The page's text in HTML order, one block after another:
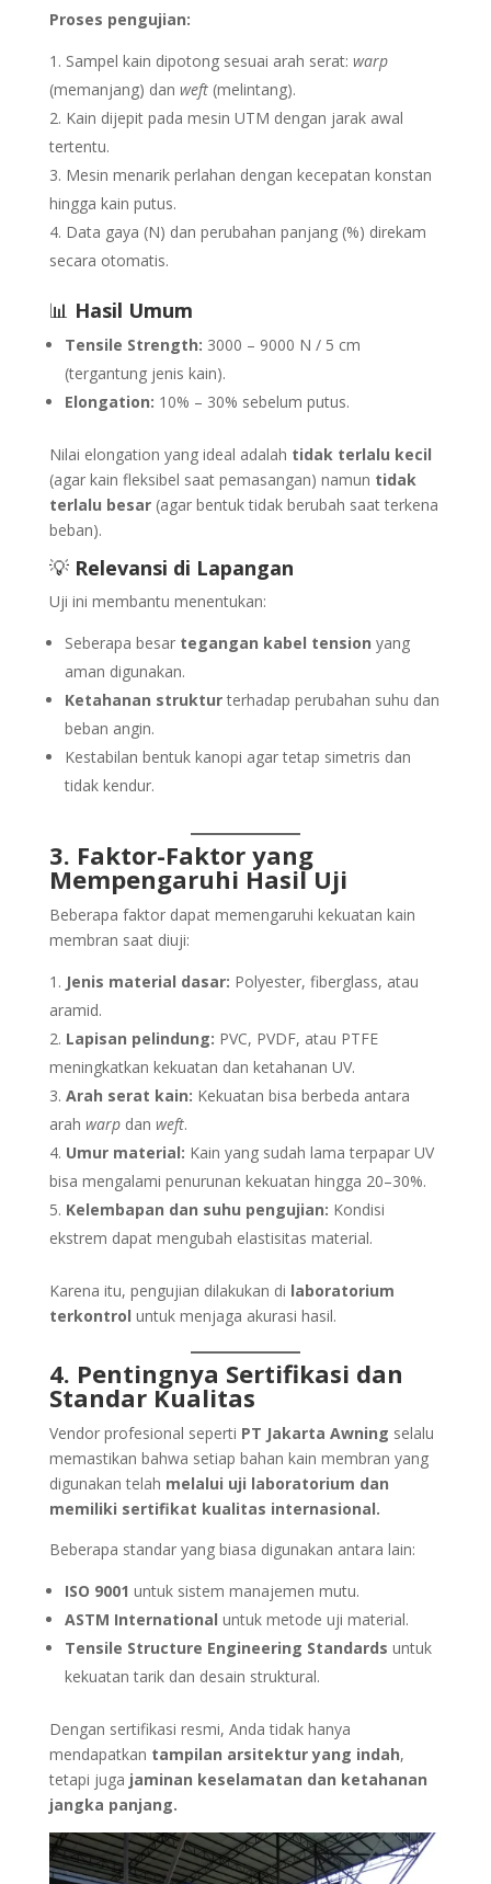
Proses pengujian:
Sampel kain dipotong sesuai arah serat: warp
(memanjang) dan weft(melintang).
Kain dijepit pada mesin UTM dengan jarak awal
tertentu.
Mesin menarik perlahan dengan kecepatan konstan
hingga kain putus.
Data gaya (N) dan perubahan panjang (%) direkam
secara otomatis.
📊 Hasil Umum
Tensile Strength: 3000 – 9000 N / 5 cm
(tergantung jenis kain).
Elongation: 10% – 30% sebelum putus.
Nilai elongation yang ideal adalah tidak terlalu kecil
(agar kain fleksibel saat pemasangan) namun tidak
terlalu besar(agar bentuk tidak berubah saat terkena
beban).
💡 Relevansi di Lapangan
Uji ini membantu menentukan:
Seberapa besar tegangan kabel tension yang
aman digunakan.
Ketahanan strukturterhadap perubahan suhu dan
beban angin.
Kestabilan bentuk kanopi agar tetap simetris dan
tidak kendur.
3. Faktor-Faktor yang
Mempengaruhi Hasil Uji
Beberapa faktor dapat memengaruhi kekuatan kain
membran saat diuji:
Jenis material dasar: Polyester, fiberglass, atau
aramid.
Lapisan pelindung: PVC, PVDF, atau PTFE
meningkatkan kekuatan dan ketahanan UV.
Arah serat kain: Kekuatan bisa berbeda antara
arah warpdan weft.
Umur material: Kain yang sudah lama terpapar UV
bisa mengalami penurunan kekuatan hingga 20–30%.
Kelembapan dan suhu pengujian: Kondisi
ekstrem dapat mengubah elastisitas material.
Karena itu, pengujian dilakukan di laboratorium
terkontrol untuk menjaga akurasi hasil.
4. Pentingnya Sertifikasi dan
Standar Kualitas
Vendor profesional seperti PT Jakarta Awning selalu
memastikan bahwa setiap bahan kain membran yang
digunakan telah melalui uji laboratorium dan
memiliki sertifikat kualitas internasional.
Beberapa standar yang biasa digunakan antara lain:
ISO 9001 untuk sistem manajemen mutu.
ASTM International untuk metode uji material.
Tensile Structure Engineering Standards untuk
kekuatan tarik dan desain struktural.
Dengan sertifikasi resmi, Anda tidak hanya
mendapatkan tampilan arsitektur yang indah,
tetapi juga jaminan keselamatan dan ketahanan
jangka panjang.